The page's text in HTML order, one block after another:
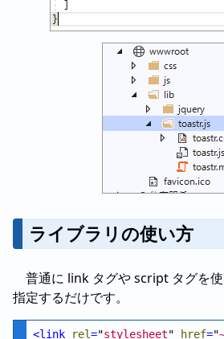
ライブラリの使い方
普通に link タグや script タグを
指定するだけです。
<link rel="stylesheet" href="